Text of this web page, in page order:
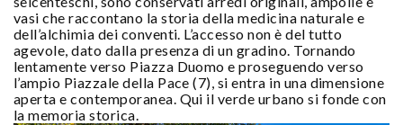
vasi che raccontano la storia della medicina naturale e
dell’alchimia dei conventi. L’accesso non è del tutto
agevole, dato dalla presenza di un gradino. Tornando
lentamente verso Piazza Duomo e proseguendo verso
l’ampio Piazzale della Pace (7), si entra in una dimensione
aperta e contemporanea. Qui il verde urbano si fonde con
la memoria storica.